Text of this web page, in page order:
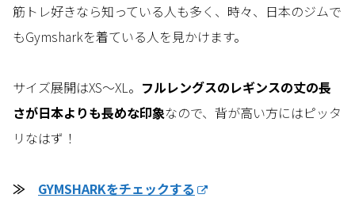
筋トレ好きなら知っている人も多く、時々、日本のジムで
もGymsharkを着ている人を見かけます。
サイズ展開はXS～XL。 フルレングスのレギンスの丈の長
さが日本よりも長めな印象なので、背が高い方にはピッタ
リなはず！
≫ GYMSHARKをチェックする